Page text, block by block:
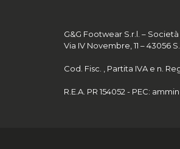
G&G Footwear S.r.l. –
Via IV Novembre, 11 – 43056
Cod. Fisc. , Partita IVA e n.
R.E.A. PR 154052 - PEC: